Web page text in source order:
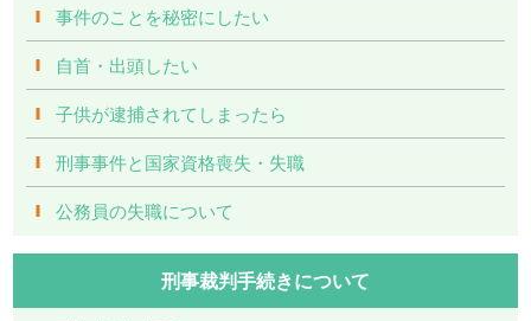
事件のことを秘密にしたい
自首・出頭したい
子供が逮捕されてしまったら
刑事事件と国家資格喪失・失職
公務員の失職について
刑事裁判手続きについて